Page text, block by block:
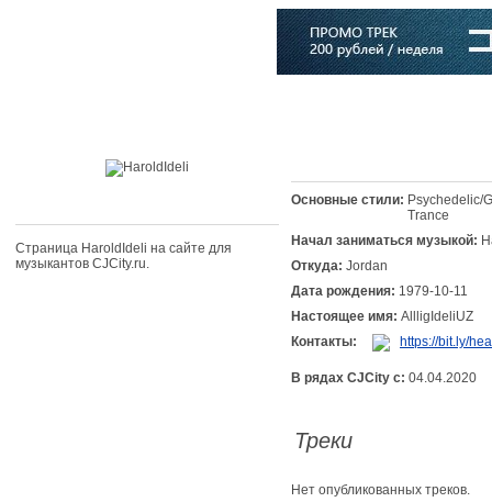
Страница HaroldIdeli на сайте для
музыкантов CJCity.ru.
Основные стили: Psychedelic/
Trance
Начал заниматься музыкой:
Откуда: Jordan
Дата рождения: 1979-10-11
Настоящее имя: AllligIdeliUZ
Контакты:
https://bit.ly/
В рядах CJCity с: 04.04.2020
Треки
Нет опубликованных треков.